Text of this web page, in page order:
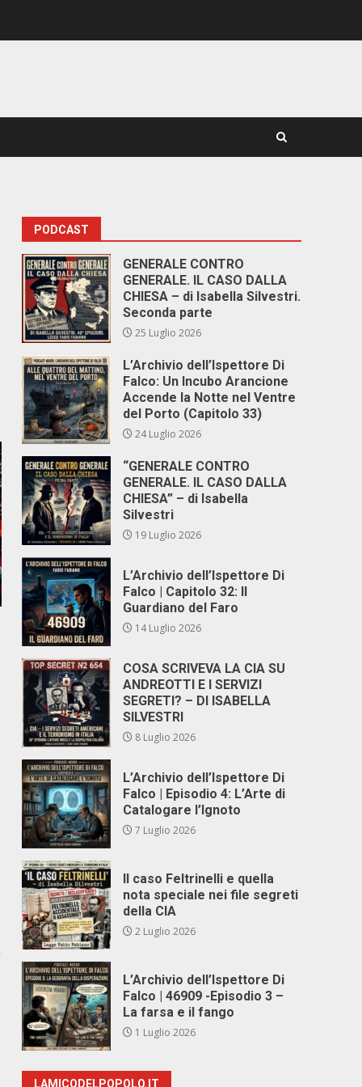
PODCAST
GENERALE CONTRO
GENERALE. IL CASO DALLA
CHIESA – di Isabella Silvestri.
Seconda parte
25 Luglio 2026
L’Archivio dell’Ispettore Di
Falco: Un Incubo Arancione
Accende la Notte nel Ventre
del Porto (Capitolo 33)
24 Luglio 2026
“GENERALE CONTRO
GENERALE. IL CASO DALLA
CHIESA” – di Isabella
Silvestri
19 Luglio 2026
L’Archivio dell’Ispettore Di
Falco | Capitolo 32: Il
Guardiano del Faro
14 Luglio 2026
COSA SCRIVEVA LA CIA SU
ANDREOTTI E I SERVIZI
SEGRETI? – DI ISABELLA
SILVESTRI
8 Luglio 2026
L’Archivio dell’Ispettore Di
Falco | Episodio 4: L’Arte di
Catalogare l’Ignoto
7 Luglio 2026
Il caso Feltrinelli e quella
nota speciale nei file segreti
della CIA
2 Luglio 2026
L’Archivio dell’Ispettore Di
Falco | 46909 -Episodio 3 –
La farsa e il fango
1 Luglio 2026
LAMICODELPOPOLO.IT